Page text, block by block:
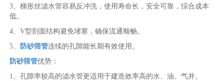
3、梯形丝滤水管容易反冲洗，使用寿命长，安全可靠，综合成本
低。
4、V型剖面结构避免堵塞，确保流通顺畅。
5、
防砂筛管连续的孔隙能长期有效使用。
防砂筛管优势：
1、孔隙率较高的滤水管更适用于建造效率高的水、油、气井。